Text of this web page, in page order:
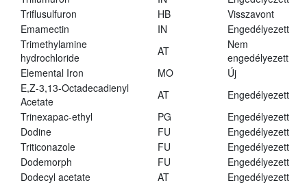
Triflusulfuron
HB
Visszavont
Emamectin
IN
Engedélyezett
Trimethylamine
hydrochloride
AT
Nem
engedélyezett
Elemental Iron
MO
Új
E,Z-3,13-Octadecadienyl
Acetate
AT
Engedélyezett
Trinexapac-ethyl
PG
Engedélyezett
Dodine
FU
Engedélyezett
Triticonazole
FU
Engedélyezett
Dodemorph
FU
Engedélyezett
Dodecyl acetate
AT Engedélyezett